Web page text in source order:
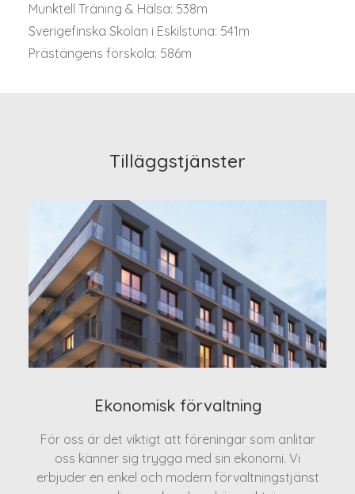
Munktell Träning & Hälsa: 538m
Sverigefinska Skolan i Eskilstuna: 541m
Prästängens förskola: 586m
Tilläggstjänster
Ekonomisk förvaltning
För oss är det viktigt att föreningar som anlitar
oss känner sig trygga med sin ekonomi. Vi
erbjuder en enkel och modern förvaltningstjänst